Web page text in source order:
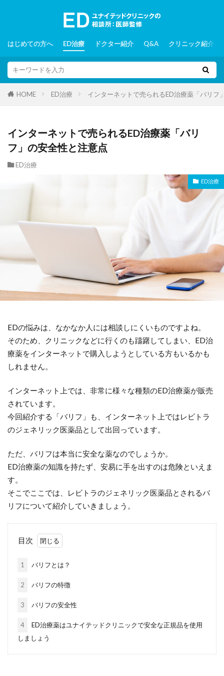
はじめての方へ ED治療 ドクター紹介 Q&A クリニック紹介
HOME ED治療 インターネットで売られるED治療薬「バリフ
インターネットで売られるED治療薬「バリ
フ」の安全性と注意点
ED治療
ED治療
EDの悩みは、なかなか人には相談しにくいものですよね。
そのため、クリニックなどに行くのも躊躇してしまい、ED治
療薬をインターネットで購入しようとしている方もいるかも
しれません。
インターネット上では、非常に様々な種類のED治療薬が販売
されています。
今回紹介する「バリフ」も、インターネット上ではレビトラ
のジェネリック医薬品として出回っています。
ただ、バリフは本当に安全な薬なのでしょうか。
ED治療薬の知識を持たず、安易に手を出すのは危険といえま
す。
そこでここでは、レビトラのジェネリック医薬品とされるバ
リフについて紹介していきましょう。
目次
1 バリフとは？
2 バリフの特徴
3 バリフの安全性
4
ED治療薬はユナイテッドクリニックで安全な正規品を使用
しましょう